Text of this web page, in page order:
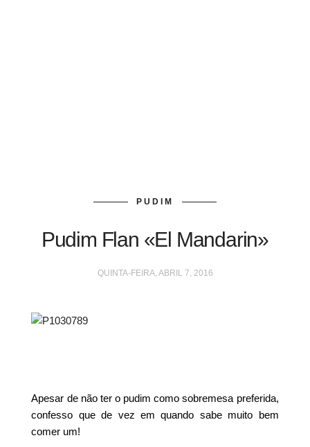
PUDIM
Pudim Flan «El Mandarin»
QUINTA-FEIRA, ABRIL 7, 2016
Apesar de não ter o pudim como sobremesa preferida,
confesso que de vez em quando sabe muito bem
comer um!